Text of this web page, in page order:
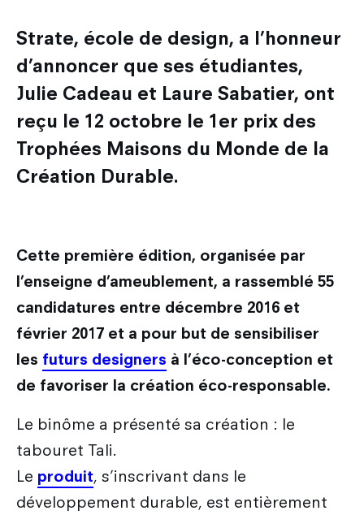
Encyclopédie du design
FAQ
Qui sommes-nous ?
Admission en Mastères Spécialisés
Admissions hors Mon Master
Combien coûtent mes études ?
Les secteurs d'activité du designer
Que deviennent nos diplômés ?
Recherche
Strate Research
Labo : Robotics by design lab
Labo : Exalt Design Lab
Labo : Reset Design Lab
International
Découvrir le service international
Le cursus Design à l'international
L'échange académique
Nos partenaires internationaux
Entreprises
Strate, école de design, a l’honneur
d’annoncer que ses étudiantes,
Julie Cadeau et Laure Sabatier, ont
reçu le 12 octobre le 1er prix des
Trophées Maisons du Monde de la
Création Durable.
Cette première édition, organisée par
l’enseigne d’ameublement, a rassemblé 55
candidatures entre décembre 2016 et
février 2017 et a pour but de sensibiliser
les futurs designers à l’éco-conception et
de favoriser la création éco-responsable.
Le binôme a présenté sa création : le
tabouret Tali.
Le produit, s’inscrivant dans le
développement durable, est entièrement